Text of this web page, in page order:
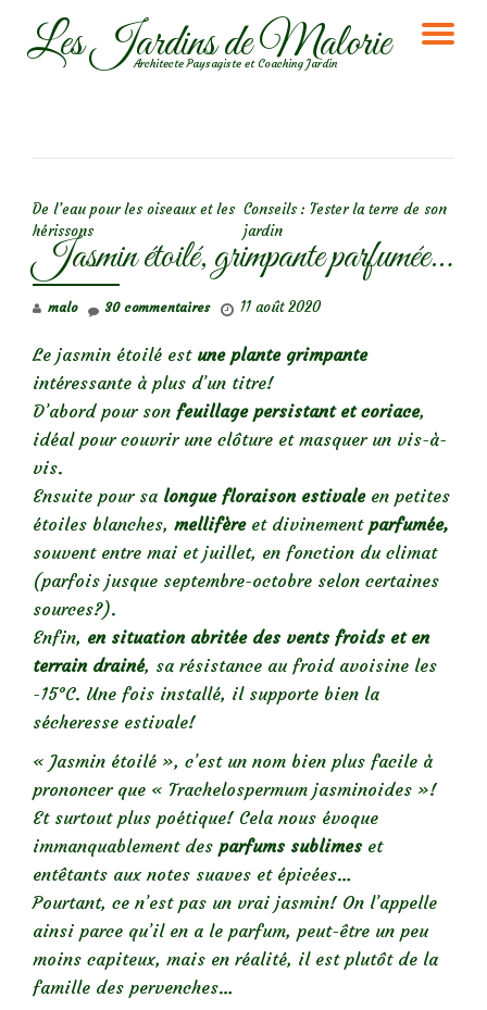
AllerLes Jardins de Malorie
Architecte Paysagiste et Coaching Jardin
De l’eau pour les oiseaux et les
hérissons
Conseils : Tester la terre de son
jardin
Jasmin étoilé, grimpante parfumée…
malo 11 août 2020
30 commentaires
Le jasmin étoilé est une plante grimpante
intéressante à plus d’un titre!
D’abord pour son feuillage persistant et coriace,
idéal pour couvrir une clôture et masquer un vis-à-
vis.
Ensuite pour sa longue floraison estivaleen petites
étoiles blanches, mellifèreet divinement parfumée,
souvent entre mai et juillet, en fonction du climat
(parfois jusque septembre-octobre selon certaines
sources?).
Enfin, en situation abritée des vents froids et en
terrain drainé, sa résistance au froid avoisine les
-15°C. Une fois installé, il supporte bien la
sécheresse estivale!
« Jasmin étoilé », c’est un nom bien plus facile à
prononcer que « Trachelospermum jasminoides »!
Et surtout plus poétique! Cela nous évoque
immanquablement des parfums sublimes et
entêtants aux notes suaves et épicées…
Pourtant, ce n’est pas un vrai jasmin! On l’appelle
ainsi parce qu’il en a le parfum, peut-être un peu
moins capiteux, mais en réalité, il est plutôt de la
famille des pervenches…